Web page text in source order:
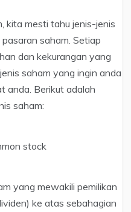
kita mesti tahu jenis-jenis
saham. Setiap
dan kekurangan yang
saham yang ingin anda
anda. Berikut adalah
saham:
stock
yang mewakili pemilikan
ke atas sebahagian